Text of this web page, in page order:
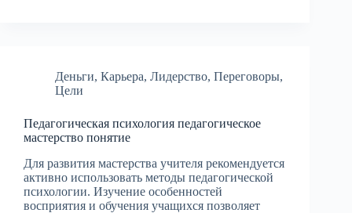
Деньги, Карьера, Лидерство, Переговоры,
Цели
Педагогическая психология педагогическое
мастерство понятие
Для развития мастерства учителя рекомендуется
активно использовать методы педагогической
психологии. Изучение особенностей
восприятия и обучения учащихся позволяет